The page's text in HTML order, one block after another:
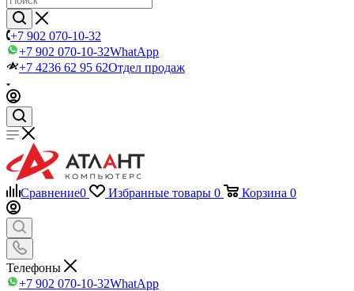
+7 902 070-10-32
+7 902 070-10-32WhatApp
+7 4236 62 95 62Отдел продаж
Сравнение0 Избранные товары 0 Корзина 0
Телефоны
+7 902 070-10-32WhatApp